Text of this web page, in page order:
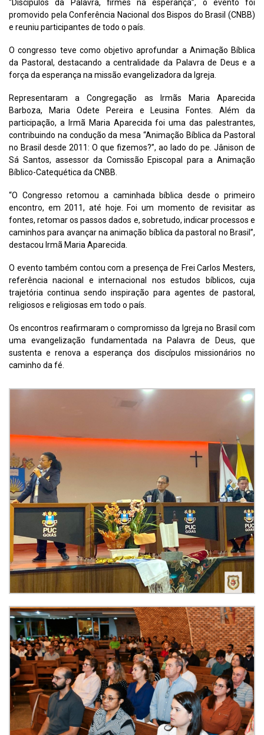
“Discípulos da Palavra, firmes na esperança”, o evento foi
promovido pela Conferência Nacional dos Bispos do Brasil (CNBB)
e reuniu participantes de todo o país.
O congresso teve como objetivo aprofundar a Animação Bíblica
da Pastoral, destacando a centralidade da Palavra de Deus e a
força da esperança na missão evangelizadora da Igreja.
Representaram a Congregação as Irmãs Maria Aparecida
Barboza, Maria Odete Pereira e Leusina Fontes. Além da
participação, a Irmã Maria Aparecida foi uma das palestrantes,
contribuindo na condução da mesa “Animação Bíblica da Pastoral
no Brasil desde 2011: O que fizemos?”, ao lado do pe. Jânison de
Sá Santos, assessor da Comissão Episcopal para a Animação
Bíblico-Catequética da CNBB.
“O Congresso retomou a caminhada bíblica desde o primeiro
encontro, em 2011, até hoje. Foi um momento de revisitar as
fontes, retomar os passos dados e, sobretudo, indicar processos e
caminhos para avançar na animação bíblica da pastoral no Brasil”,
destacou Irmã Maria Aparecida.
O evento também contou com a presença de Frei Carlos Mesters,
referência nacional e internacional nos estudos bíblicos, cuja
trajetória continua sendo inspiração para agentes de pastoral,
religiosos e religiosas em todo o país.
Os encontros reafirmaram o compromisso da Igreja no Brasil com
uma evangelização fundamentada na Palavra de Deus, que
sustenta e renova a esperança dos discípulos missionários no
caminho da fé.